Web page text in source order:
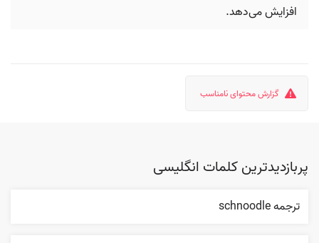
افزایش می‌دهد.
گزارش محتوای نامناسب
پربازدیدترین کلمات انگلیسی
ترجمه schnoodle